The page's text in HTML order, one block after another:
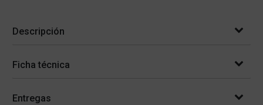
Descripción
Ficha técnica
Entregas